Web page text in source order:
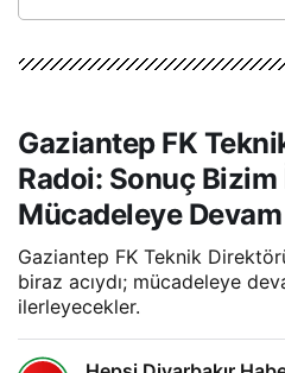
Gaziantep FK
Radoi: Sonuç Bizim
Mücadeleye Devam
Gaziantep FK Teknik
biraz acıydı; mücadeleye
ilerleyecekler.